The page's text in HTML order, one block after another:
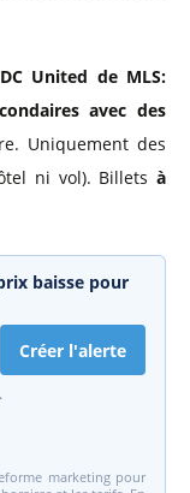
United de MLS:
avec des
Uniquement des
ni vol). Billets à
baisse pour
Créer l'alerte
marketing pour